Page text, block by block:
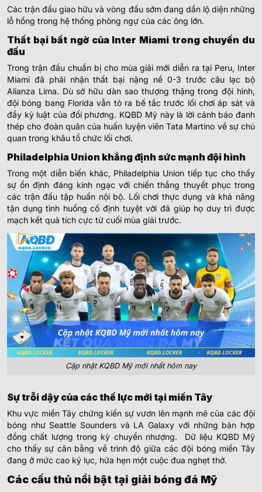
Các trận đấu giao hữu và vòng đấu sớm đang dần lộ diện những
lỗ hổng trong hệ thống phòng ngự của các ông lớn.
Thất bại bất ngờ của Inter Miami trong chuyến du
đấu
Trong trận đấu chuẩn bị cho mùa giải mới diễn ra tại Peru, Inter
Miami đã phải nhận thất bại nặng nề 0-3 trước câu lạc bộ
Alianza Lima. Dù sở hữu dàn sao thượng thặng trong đội hình,
đội bóng bang Florida vẫn tỏ ra bế tắc trước lối chơi áp sát và
đầy kỷ luật của đối phương. KQBD Mỹ này là lời cảnh báo đanh
thép cho đoàn quân của huấn luyện viên Tata Martino về sự chủ
quan trong khâu tổ chức lối chơi.
Philadelphia Union khẳng định sức mạnh đội hình
Trong một diễn biến khác, Philadelphia Union tiếp tục cho thấy
sự ổn định đáng kinh ngạc với chiến thắng thuyết phục trong
các trận đấu tập huấn nội bộ. Lối chơi thực dụng và khả năng
tận dụng tình huống cố định tuyệt vời đã giúp họ duy trì được
mạch kết quả tích cực từ cuối mùa giải trước.
Cập nhật KQBD Mỹ mới nhất hôm nay
Sự trỗi dậy của các thế lực mới tại miền Tây
Khu vực miền Tây chứng kiến sự vươn lên mạnh mẽ của các đội
bóng như Seattle Sounders và LA Galaxy với những bản hợp
đồng chất lượng trong kỳ chuyển nhượng. Dữ liệu KQBD Mỹ
cho thấy sự cân bằng về trình độ giữa các đội bóng miền Tây
đang ở mức cao kỷ lục, hứa hẹn một cuộc đua nghẹt thở.
Các cầu thủ nổi bật tại giải bóng đá Mỹ